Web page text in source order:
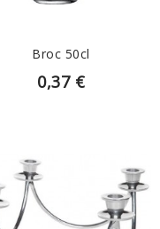
Broc 50cl
0,37 €